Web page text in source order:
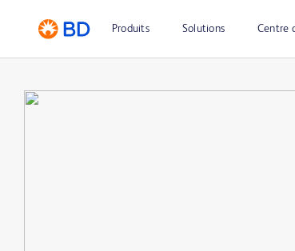
Produits Solutions Centre